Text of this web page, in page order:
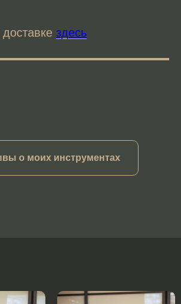
здесь
о моих инструментах